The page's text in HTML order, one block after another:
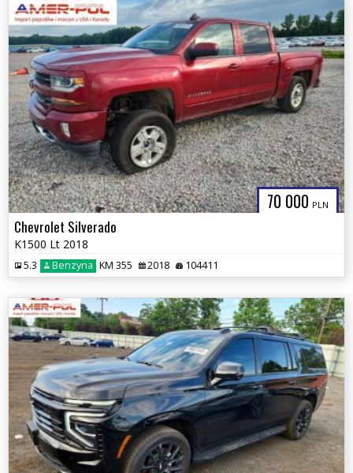
70 000 PLN
Chevrolet Silverado
K1500 Lt 2018
5.3 Benzyna KM 355 2018 104411